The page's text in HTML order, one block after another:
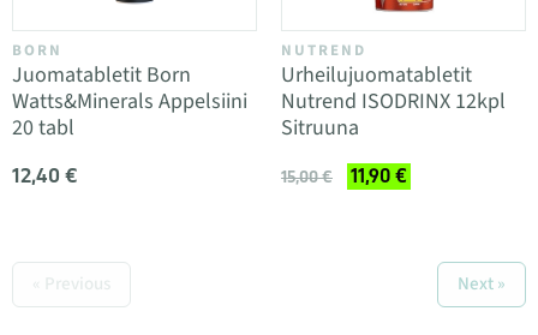
BORN
Juomatabletit Born
Watts&Minerals Appelsiini
20 tabl
12,40 €
NUTREND
Urheilujuomatabletit
Nutrend ISODRINX 12kpl
Sitruuna
15,00 € 11,90 €
« Previous Next »